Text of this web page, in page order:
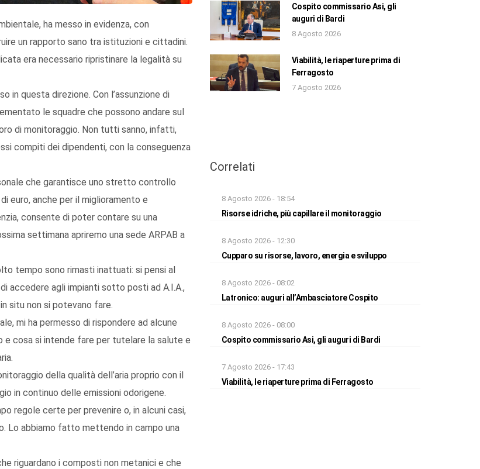
ha messo in evidenza, con
un rapporto sano tra istituzioni e cittadini.
era necessario ripristinare la legalità su
in questa direzione. Con l’assunzione di
le squadre che possono andare sul
di monitoraggio. Non tutti sanno, infatti,
compiti dei dipendenti, con la conseguenza
che garantisce uno stretto controllo
euro, anche per il miglioramento e
consente di poter contare su una
settimana apriremo una sede ARPAB a
tempo sono rimasti inattuati: si pensi al
accedere agli impianti sotto posti ad A.I.A.,
situ non si potevano fare.
mi ha permesso di rispondere ad alcune
e cosa si intende fare per tutelare la salute e
della qualità dell’aria proprio con il
in continuo delle emissioni odorigene.
regole certe per prevenire o, in alcuni casi,
Lo abbiamo fatto mettendo in campo una
riguardano i composti non metanici e che
Cospito commissario Asi, gli
auguri di Bardi
8 Agosto 2026
Viabilità, le riaperture prima di
Ferragosto
7 Agosto 2026
Correlati
8 Agosto 2026 - 18:54
Risorse idriche, più capillare il monitoraggio
8 Agosto 2026 - 12:30
Cupparo su risorse, lavoro, energia e sviluppo
8 Agosto 2026 - 08:02
Latronico: auguri all’Ambasciatore Cospito
8 Agosto 2026 - 08:00
Cospito commissario Asi, gli auguri di Bardi
7 Agosto 2026 - 17:43
Viabilità, le riaperture prima di Ferragosto